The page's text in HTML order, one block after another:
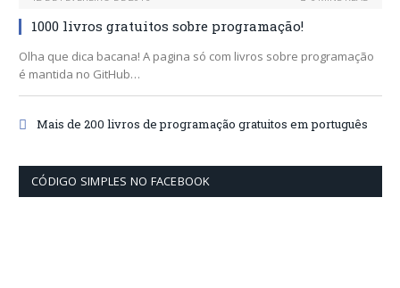
1000 livros gratuitos sobre programação!
Olha que dica bacana! A pagina só com livros sobre programação
é mantida no GitHub…
Mais de 200 livros de programação gratuitos em português
CÓDIGO SIMPLES NO FACEBOOK